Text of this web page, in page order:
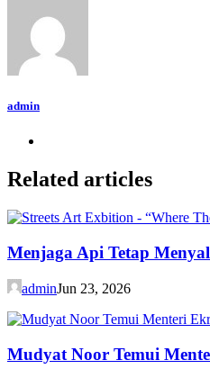
admin
Related articles
Menjaga Api Tetap
adminJun 23, 2026
Mudyat Noor Temui